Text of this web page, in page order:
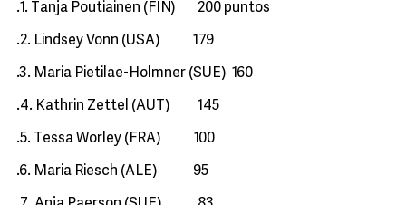
.1. Tanja Poutiainen (FIN) 200 puntos
.2. Lindsey Vonn (USA) 179
.3. Maria Pietilae-Holmner (SUE) 160
.4. Kathrin Zettel (AUT) 145
.5. Tessa Worley (FRA) 100
.6. Maria Riesch (ALE) 95